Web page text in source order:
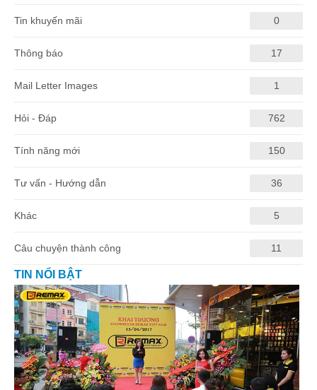
Tin khuyến mãi 0
Thông báo 17
Mail Letter Images 1
Hỏi - Đáp 762
Tính năng mới 150
Tư vấn - Hướng dẫn 36
Khác 5
Câu chuyện thành công 11
TIN NỔI BẬT